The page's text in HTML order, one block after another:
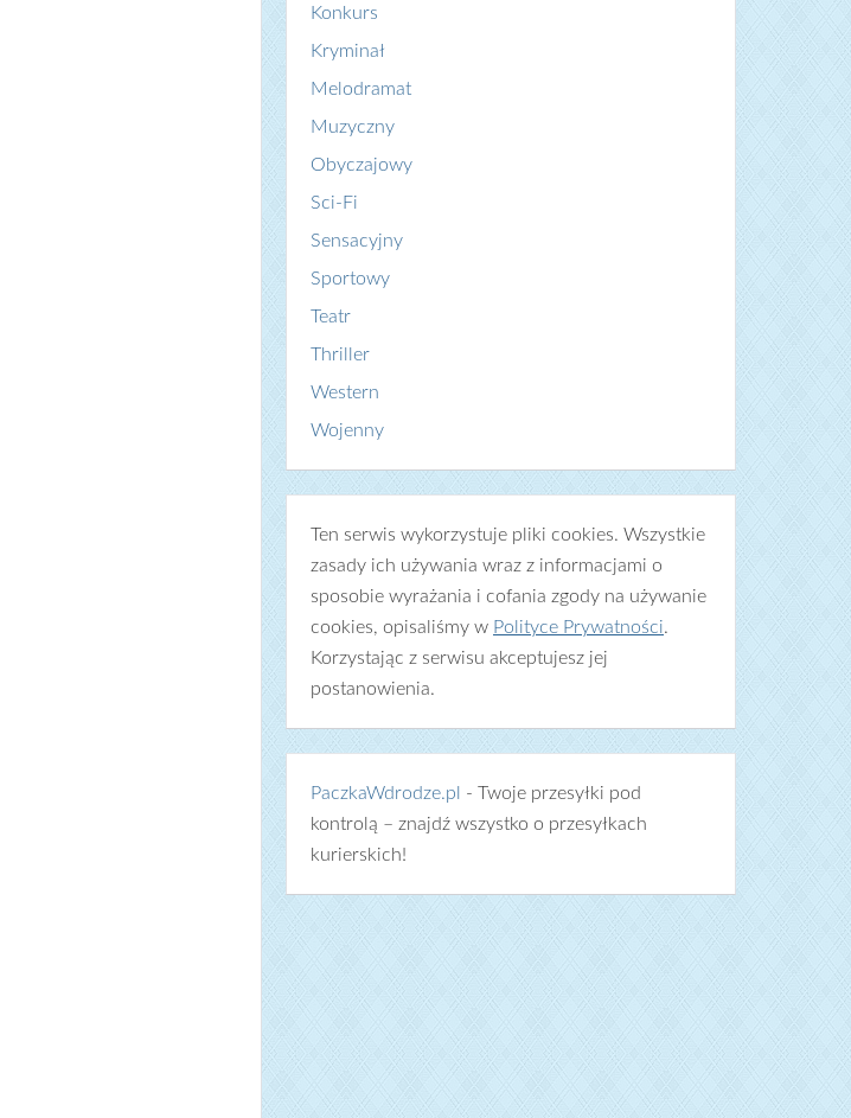
Konkurs
Kryminał
Melodramat
Muzyczny
Obyczajowy
Sci-Fi
Sensacyjny
Sportowy
Teatr
Thriller
Western
Wojenny
Ten serwis wykorzystuje pliki cookies. Wszystkie
zasady ich używania wraz z informacjami o
sposobie wyrażania i cofania zgody na używanie
cookies, opisaliśmy w Polityce Prywatności.
Korzystając z serwisu akceptujesz jej
postanowienia.
PaczkaWdrodze.pl
- Twoje przesyłki pod
kontrolą – znajdź wszystko o przesyłkach
kurierskich!